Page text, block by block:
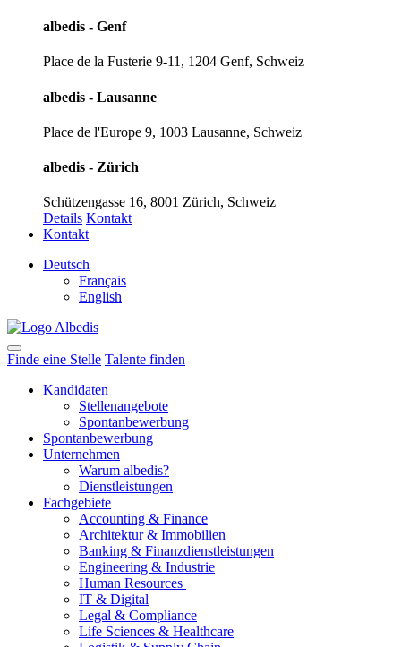
albedis - Genf
Place de la Fusterie 9-11, 1204 Genf, Schweiz
albedis - Lausanne
Place de l'Europe 9, 1003 Lausanne, Schweiz
albedis - Zürich
Schützengasse 16, 8001 Zürich, Schweiz
Details Kontakt
Kontakt
Deutsch
Français
English
Finde eine Stelle Talente finden
Kandidaten
Stellenangebote
Spontanbewerbung
Spontanbewerbung
Unternehmen
Warum albedis?
Dienstleistungen
Fachgebiete
Accounting & Finance
Architektur & Immobilien
Banking & Finanzdienstleistungen
Engineering & Industrie
Human Resources
IT & Digital
Legal & Compliance
Life Sciences & Healthcare